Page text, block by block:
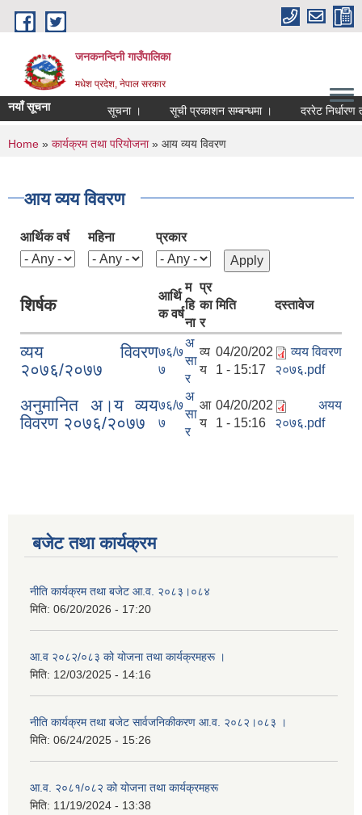
Skip to main content
जनकनन्दिनी गाउँपालिका
मधेश प्रदेश, नेपाल सरकार
नयाँ सूचना सूचना । सूची प्रकाशन सम्बन्धमा । दररेट
You are here
Home » कार्यक्रम तथा परियोजना» आय व्यय विवरण
आय व्यय विवरण
आर्थिक वर्ष महिना प्रकार
शिर्षक
आर्थि
क वर्ष
म
हि
ना
प्र
का
र
मिति दस्तावेज
व्यय विवरण
२०७६/२०७७
७६/७
७
अ
सा
र
व्य
य
04/20/202
1 - 15:17
व्यय विवरण
२०७६.pdf
अनुमानित अ।य व्यय
विवरण २०७६/२०७७
७६/७
७
अ
सा
र
आ
य
04/20/202
1 - 15:16
अयय
२०७६.pdf
बजेट तथा कार्यक्रम
नीति कार्यक्रम तथा बजेट आ.व. २०८३।०८४
मिति: 06/20/2026 - 17:20
आ.व २०८२/०८३ को योजना तथा कार्यक्रमहरू ।
मिति: 12/03/2025 - 14:16
नीति कार्यक्रम तथा बजेट सार्वजनिकीकरण आ.व. २०८२।०८३ ।
मिति: 06/24/2025 - 15:26
आ.व. २०८१/०८२ को योजना तथा कार्यक्रमहरू
मिति: 11/19/2024 - 13:38